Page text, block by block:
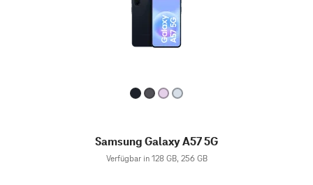
Samsung Galaxy A57 5G
Verfügbar in 128 GB, 256 GB